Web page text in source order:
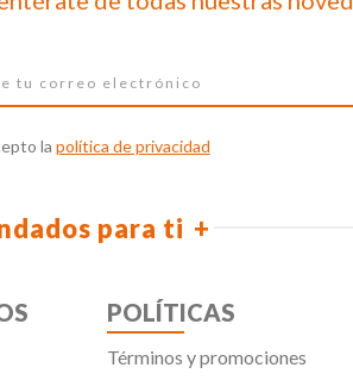
la política de privacidad
para ti
POLÍTICAS
Términos y promociones